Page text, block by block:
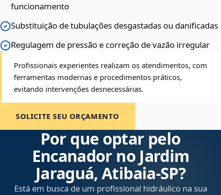
funcionamento
Substituição de tubulações desgastadas ou danificadas
Regulagem de pressão e correção de vazão irregular
Profissionais experientes realizam os atendimentos, com
ferramentas modernas e procedimentos práticos,
evitando intervenções desnecessárias.
SOLICITE SEU ORÇAMENTO
Por que optar pelo
Encanador no Jardim
Jaraguá, Atibaia‑SP?
Está em busca de um profissional hidráulico na sua